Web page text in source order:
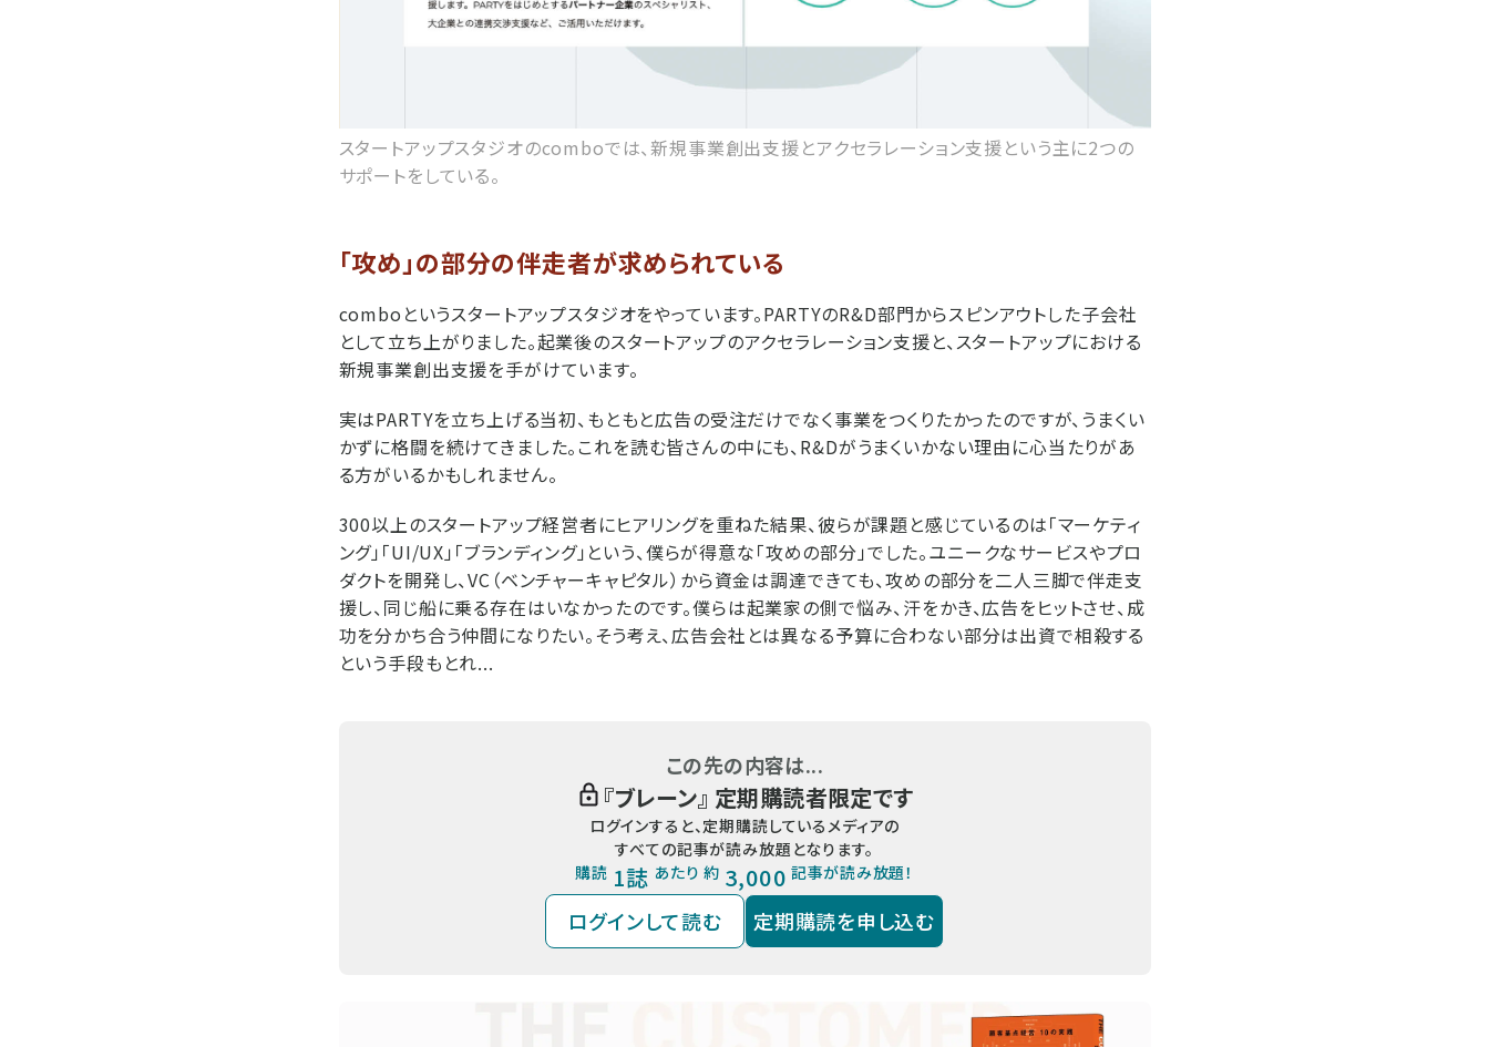
スタートアップスタジオのcomboでは、新規事業創出支援とアクセラレーション支援という主に2つの
サポートをしている。
「攻め」の部分の伴走者が求められている
comboというスタートアップスタジオをやっています。PARTYのR&D部門からスピンアウトした子会社
として立ち上がりました。起業後のスタートアップのアクセラレーション支援と、スタートアップにおける
新規事業創出支援を手がけています。
実はPARTYを立ち上げる当初、もともと広告の受注だけでなく事業をつくりたかったのですが、うまくい
かずに格闘を続けてきました。これを読む皆さんの中にも、R&Dがうまくいかない理由に心当たりがあ
る方がいるかもしれません。
300以上のスタートアップ経営者にヒアリングを重ねた結果、彼らが課題と感じているのは「マーケティ
ング」「UI/UX」「ブランディング」という、僕らが得意な「攻めの部分」でした。ユニークなサービスやプロ
ダクトを開発し、VC（ベンチャーキャピタル）から資金は調達できても、攻めの部分を二人三脚で伴走支
援し、同じ船に乗る存在はいなかったのです。僕らは起業家の側で悩み、汗をかき、広告をヒットさせ、成
功を分かち合う仲間になりたい。そう考え、広告会社とは異なる予算に合わない部分は出資で相殺する
という手段もとれ...
この先の内容は...
『ブレーン』 定期購読者限定です
ログインすると、定期購読しているメディアの
すべての記事が読み放題となります。
購読 1誌 あたり 約 3,000 記事が読み放題！
ログインして読む 定期購読を申し込む